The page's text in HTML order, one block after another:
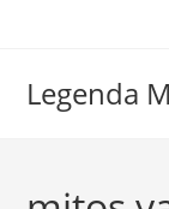
Legenda